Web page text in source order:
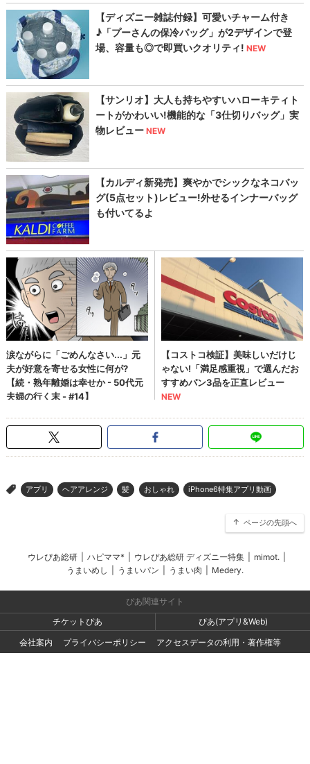
> アプリ ヘアアレンジ 髪 おしゃれ iPhone6特集アプリ動画
ページの先頭へ
ウレぴあ総研 ハピママ* ウレぴあ総研 ディズニー特集 mimot.
うまいめし
うまいパン うまい肉 Medery.
ぴあ関連サイト
チケットぴあ
ぴあ(アプリ&Web)
会社案内
プライバシーポリシー
アクセスデータの利用・著作権等